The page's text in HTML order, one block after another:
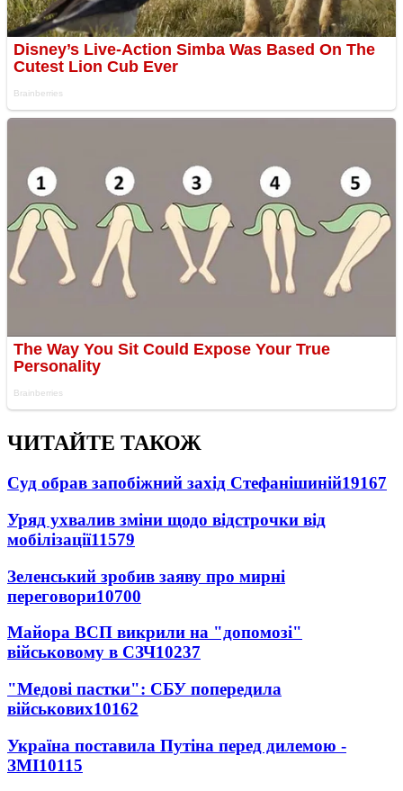
ЧИТАЙТЕ ТАКОЖ
Суд обрав запобіжний захід Стефанішиній19167
Уряд ухвалив зміни щодо відстрочки від
мобілізації11579
Зеленський зробив заяву про мирні
переговори10700
Майора ВСП викрили на "допомозі"
військовому в СЗЧ10237
"Медові пастки": СБУ попередила
військових10162
Україна поставила Путіна перед дилемою -
ЗМІ10115